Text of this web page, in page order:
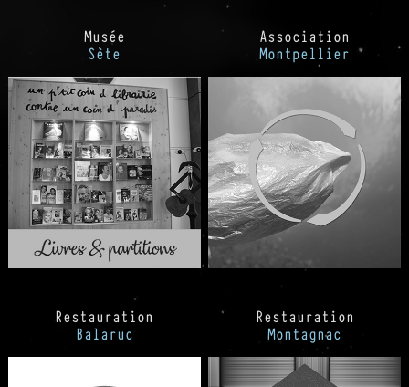
Musée
Sète
Association
Montpellier
Restauration
Balaruc
Restauration
Montagnac